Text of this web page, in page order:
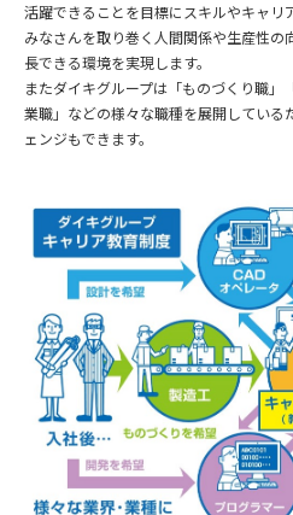
活躍できることを目標にスキルやキャリ
みなさんを取り巻く人間関係や生産性
長できる環境を実現します。
またダイキグループは「ものづくり職
業職」などの様々な職種を展開してい
ェンジもできます。